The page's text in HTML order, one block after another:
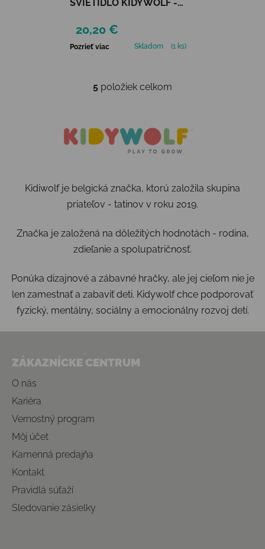
SVIETIDLO KIDYWOLF -
20,20 €
Pozrieť viac Skladom (1 ks)
Ovládacie prvky výpisu
5 položiek celkom
Kidiwolf je belgická značka, ktorú založila skupina
priateľov - tatinov v roku 2019.
Značka je založená na dôležitých hodnotách - rodina,
zdieľanie a spolupatričnosť.
Ponúka dizajnové a zábavné hračky, ale jej cieľom nie je
len zamestnať a zabaviť deti. Kidywolf chce podporovať
fyzický, mentálny, sociálny a emocionálny rozvoj detí.
ZÁKAZNÍCKE CENTRUM
O nás
Kariéra
Vernostný program
Môj účet
Kamenná predajňa
Kontakt
Pravidlá súťaží
Sledovanie zásielky